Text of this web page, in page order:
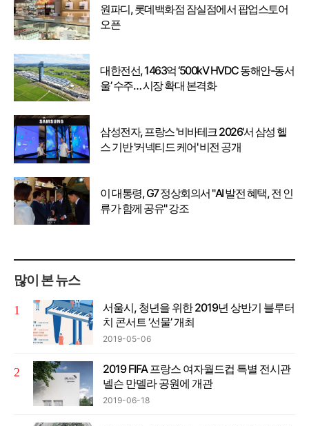
원파디, 롯데백화점 잠실점에서 팝업스토어
오픈
대한전선, 1463억 ‘500kV HVDC 동해안-동서
울’ 수주… 시장 확대 본격화
삼성전자, 프랑스 '비바테크 2026'서 삼성 헬
스 기반 '커넥티드 케어' 비전 공개
이 대통령, G7 정상회의서 "AI 발전 혜택, 전 인
류가 함께 공유" 강조
많이 본 뉴스
서울시, 청년을 위한 2019년 상반기 블루터
치 콘서트 ‘선물’ 개최
2019-05-06
2019 FIFA 프랑스 여자월드컵 특별 전시관
넬슨 만델라 공원에 개관
2019-06-18